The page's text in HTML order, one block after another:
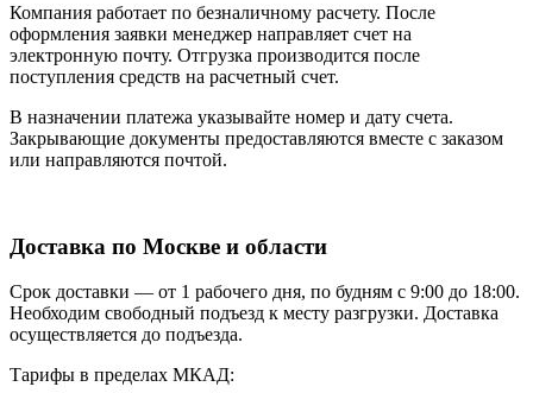
Компания работает по безналичному расчету. После
оформления заявки менеджер направляет счет на
электронную почту. Отгрузка производится после
поступления средств на расчетный счет.
В назначении платежа указывайте номер и дату счета.
Закрывающие документы предоставляются вместе с заказом
или направляются почтой.
Доставка по Москве и области
Срок доставки — от 1 рабочего дня, по будням с 9:00 до 18:00.
Необходим свободный подъезд к месту разгрузки. Доставка
осуществляется до подъезда.
Тарифы в пределах МКАД: